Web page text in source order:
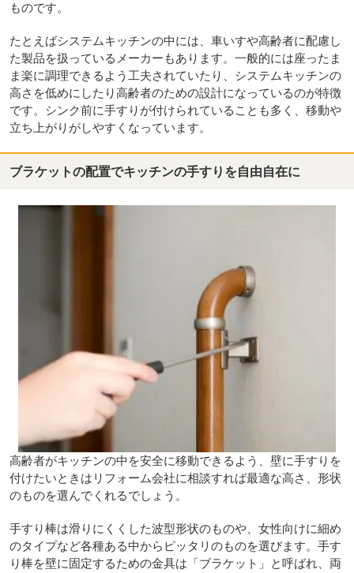
ものです。
たとえばシステムキッチンの中には、車いすや高齢者に配慮し
た製品を扱っているメーカーもあります。一般的には座ったま
ま楽に調理できるよう工夫されていたり、システムキッチンの
高さを低めにしたり高齢者のための設計になっているのが特徴
です。シンク前に手すりが付けられていることも多く、移動や
立ち上がりがしやすくなっています。
ブラケットの配置でキッチンの手すりを自由自在に
高齢者がキッチンの中を安全に移動できるよう、壁に手すりを
付けたいときはリフォーム会社に相談すれば最適な高さ、形状
のものを選んでくれるでしょう。
手すり棒は滑りにくくした波型形状のものや、女性向けに細め
のタイプなど各種ある中からピッタリのものを選びます。手す
り棒を壁に固定するための金具は「ブラケット」と呼ばれ、両